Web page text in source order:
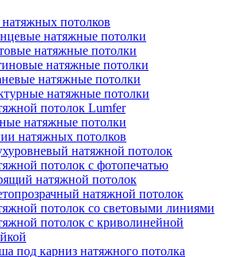
потолков
натяжные потолки
натяжные потолки
натяжные потолки
натяжные потолки
натяжные потолки
потолок Lumfer
натяжные потолки
натяжных потолков
натяжной потолок
потолок с фотопечатью
натяжной потолок
натяжной потолок
потолок со световыми линиями
потолок с криволинейной
под карниз натяжного потолка